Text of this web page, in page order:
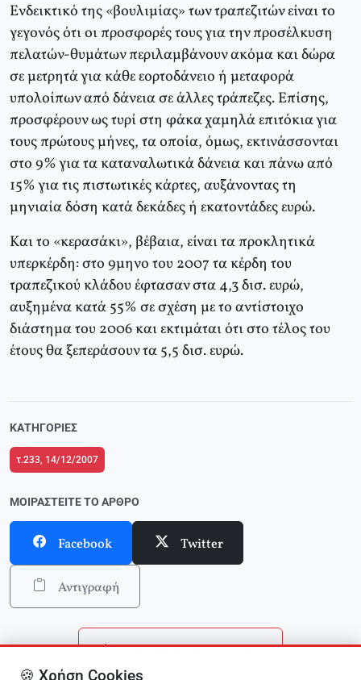
Eνδεικτικό της «βουλιμίας» των τραπεζιτών είναι το
γεγονός ότι οι προσφορές τους για την προσέλκυση
πελατών-θυμάτων περιλαμβάνουν ακόμα και δώρα
σε μετρητά για κάθε εορτοδάνειο ή μεταφορά
υπολοίπων από δάνεια σε άλλες τράπεζες. Eπίσης,
προσφέρουν ως τυρί στη φάκα χαμηλά επιτόκια για
τους πρώτους μήνες, τα οποία, όμως, εκτινάσσονται
στο 9% για τα καταναλωτικά δάνεια και πάνω από
15% για τις πιστωτικές κάρτες, αυξάνοντας τη
μηνιαία δόση κατά δεκάδες ή εκατοντάδες ευρώ.
Kαι το «κερασάκι», βέβαια, είναι τα προκλητικά
υπερκέρδη: στο 9μηνο του 2007 τα κέρδη του
τραπεζικού κλάδου έφτασαν στα 4,3 δισ. ευρώ,
αυξημένα κατά 55% σε σχέση με το αντίστοιχο
διάστημα του 2006 και εκτιμάται ότι στο τέλος του
έτους θα ξεπεράσουν τα 5,5 δισ. ευρώ.
ΚΑΤΗΓΟΡΊΕΣ
τ.233, 14/12/2007
ΜΟΙΡΑΣΤΕΊΤΕ ΤΟ ΆΡΘΡΟ
Facebook Twitter
Αντιγραφή
Επιστροφή στην αρχική
🍪 Χρήση Cookies